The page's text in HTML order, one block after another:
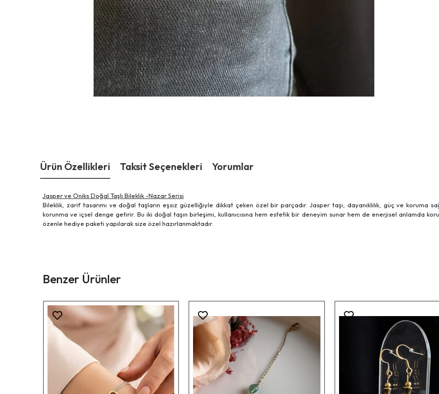
Ürün Özellikleri Taksit Seçenekleri Yorumlar
Jasper ve Oniks Doğal Taşlı Bileklik -Nazar Serisi
Bileklik, zarif tasarımı ve doğal taşların eşsiz güzelliğiyle dikkat çeken özel bir parçadır. Jasper taşı, dayanıklılık, güç ve koruma
korunma ve içsel denge getirir. Bu iki doğal taşın birleşimi, kullanıcısına hem estetik bir deneyim sunar hem de enerjisel anlamda
özenle hediye paketi yapılarak size özel hazırlanmaktadır.
Benzer Ürünler